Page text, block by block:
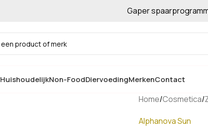
Gratis afhalen in de winkelGaper
HuishoudelijkNon-FoodDiervoedingMerkenContact
Home/Cosmetica/
Alphanova Sun